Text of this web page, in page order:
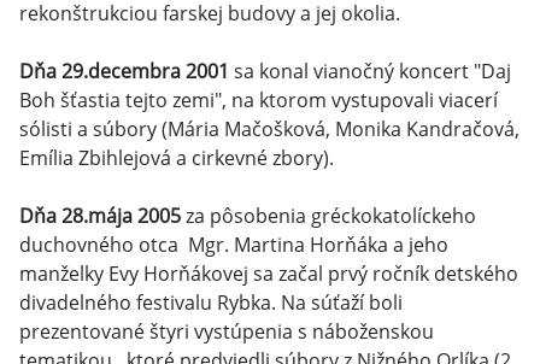
rekonštrukciou farskej budovy a jej okolia.
Dňa 29.decembra 2001 sa konal vianočný koncert "Daj
Boh šťastia tejto zemi", na ktorom vystupovali viacerí
sólisti a súbory (Mária Mačošková, Monika Kandračová,
Emília Zbihlejová a cirkevné zbory).
Dňa 28.mája 2005za pôsobenia gréckokatolíckeho
duchovného otca Mgr. Martina Horňáka a jeho
manželky Evy Horňákovej sa začal prvý ročník detského
divadelného festivalu Rybka. Na súťaží boli
prezentované štyri vystúpenia s náboženskou